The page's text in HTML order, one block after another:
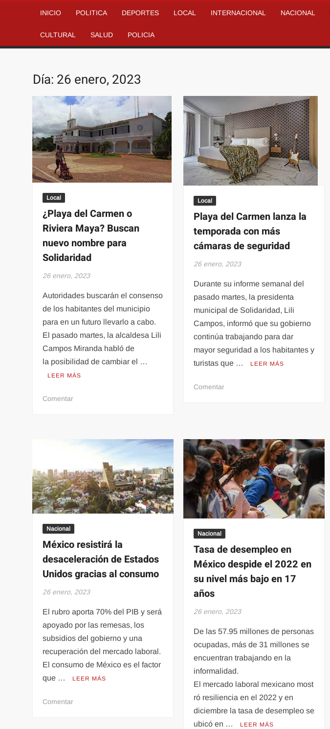
INICIO POLITICA DEPORTES LOCAL INTERNACIONAL NACIONAL
CULTURAL SALUD POLICIA
Día: 26 enero, 2023
Local
¿Playa del Carmen o
Riviera Maya? Buscan
nuevo nombre para
Solidaridad
26 enero, 2023
Autoridades buscarán el consenso
de los habitantes del municipio
para en un futuro llevarlo a cabo.
El pasado martes, la alcaldesa Lili
Campos Miranda habló de
la posibilidad de cambiar el …
LEER MÁS
Comentaren
Buscan
nuevo
nombre
para
Solidaridad
Local
Playa del Carmen lanza la
temporada con más
cámaras de seguridad
26 enero, 2023
Durante su informe semanal del
pasado martes, la presidenta
municipal de Solidaridad, Lili
Campos, informó que su gobierno
continúa trabajando para dar
mayor seguridad a los habitantes y
turistas que …
LEER MÁS
Comentaren
la
temporada
con
más
cámaras
de
seguridad
Nacional
México resistirá la
desaceleración de Estados
Unidos gracias al consumo
26 enero, 2023
El rubro aporta 70% del PIB y será
apoyado por las remesas, los
subsidios del gobierno y una
recuperación del mercado laboral.
El consumo de México es el factor
que …
LEER MÁS
Comentaren
Nacional
Tasa de desempleo en
México despide el 2022 en
su nivel más bajo en 17
años
26 enero, 2023
De las 57.95 millones de personas
ocupadas, más de 31 millones se
encuentran trabajando en la
informalidad.
El mercado laboral mexicano most
ró resiliencia en el 2022 y en
diciembre la tasa de desempleo se
ubicó en …
LEER MÁS